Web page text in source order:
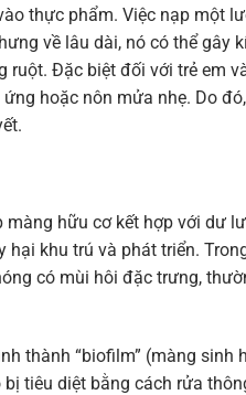
thực phẩm. Việc nạp một
về lâu dài, nó có thể gây
Đặc biệt đối với trẻ em
hoặc nôn mửa nhẹ. Do
hữu cơ kết hợp với dư
khu trú và phát triển.
có mùi hôi đặc trưng,
thành “biofilm” (màng sinh
tiêu diệt bằng cách rửa